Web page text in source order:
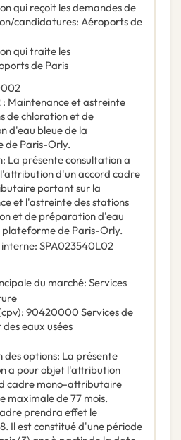
qui reçoit les demandes de
candidatures: Aéroports de
qui traite les
de Paris
: Maintenance et astreinte
de chloration et de
d'eau bleue de la
de Paris-Orly.
: La présente consultation a
d'un accord cadre
portant sur la
et l'astreinte des stations
et de préparation d'eau
plateforme de Paris-Orly.
: SPA023540L02
du marché: Services
cpv): 90420000 Services de
eaux usées
des options: La présente
a pour objet l'attribution
cadre mono-attributaire
maximale de 77 mois.
prendra effet le
Il est constitué d'une période